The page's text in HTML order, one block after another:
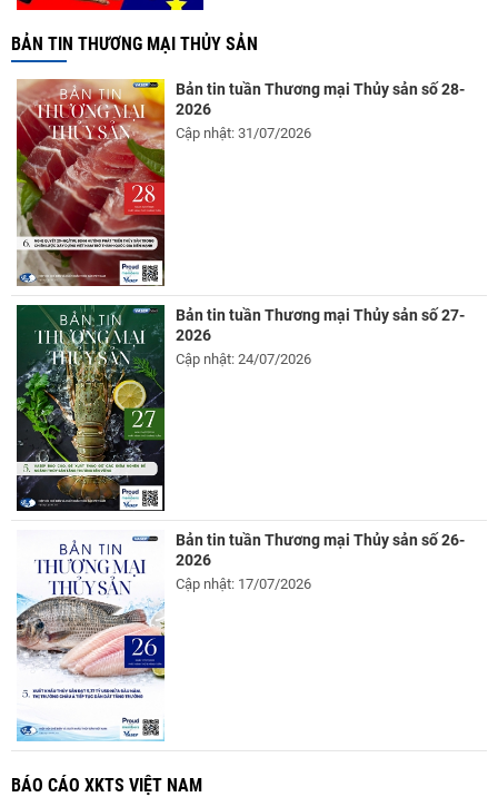
BẢN TIN THƯƠNG MẠI THỦY SẢN
Bản tin tuần Thương mại Thủy sản số 28-
2026
Cập nhật: 31/07/2026
Bản tin tuần Thương mại Thủy sản số 27-
2026
Cập nhật: 24/07/2026
Bản tin tuần Thương mại Thủy sản số 26-
2026
Cập nhật: 17/07/2026
BÁO CÁO XKTS VIỆT NAM